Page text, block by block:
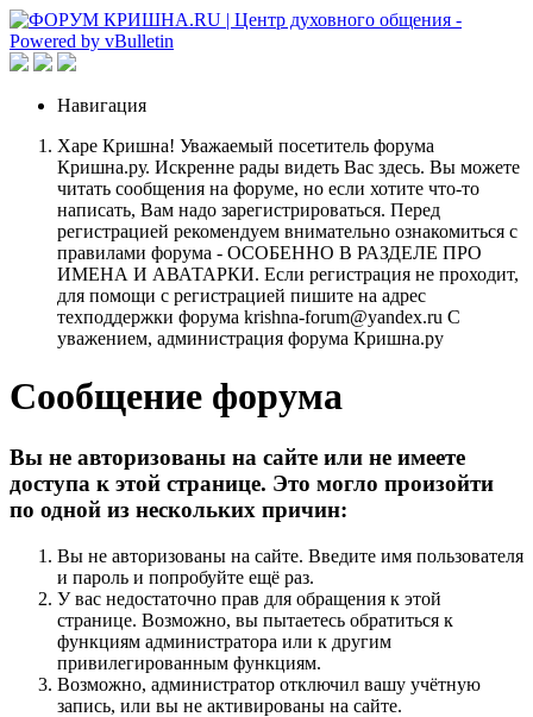
Навигация
Харе Кришна! Уважаемый посетитель форума
Кришна.ру. Искренне рады видеть Вас здесь. Вы можете
читать сообщения на форуме, но если хотите что-то
написать, Вам надо зарегистрироваться. Перед
регистрацией рекомендуем внимательно ознакомиться с
правилами форума - ОСОБЕННО В РАЗДЕЛЕ ПРО
ИМЕНА И АВАТАРКИ. Если регистрация не проходит,
для помощи с регистрацией пишите на адрес
техподдержки форума krishna-forum@yandex.ru С
уважением, администрация форума Кришна.ру
Сообщение форума
Вы не авторизованы на сайте или не имеете
доступа к этой странице. Это могло произойти
по одной из нескольких причин:
Вы не авторизованы на сайте. Введите имя пользователя
и пароль и попробуйте ещё раз.
У вас недостаточно прав для обращения к этой
странице. Возможно, вы пытаетесь обратиться к
функциям администратора или к другим
привилегированным функциям.
Возможно, администратор отключил вашу учётную
запись, или вы не активированы на сайте.